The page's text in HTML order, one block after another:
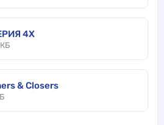
4X
& Closers